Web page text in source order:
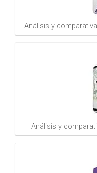
Análisis y
Análisis y